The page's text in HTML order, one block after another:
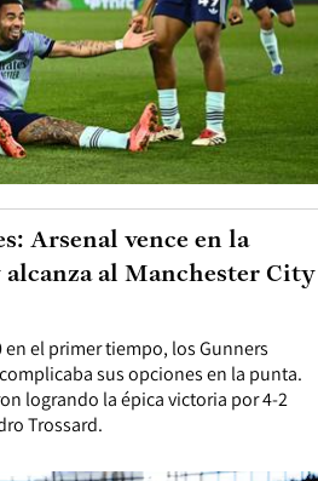
el primer tiempo, los Gunners
sus opciones en la punta.
logrando la épica victoria por 4-2
Trossard.
Arsenal vence en la
alcanza al Manchester City